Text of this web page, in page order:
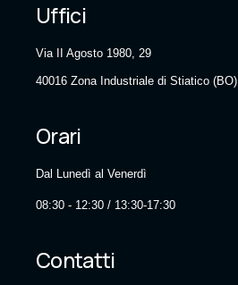
Uffici
Via II Agosto 1980, 29
40016 Zona Industriale di Stiatico (BO)
Orari
Dal Lunedì al Venerdì
08:30 - 12:30 / 13:30-17:30
Contatti